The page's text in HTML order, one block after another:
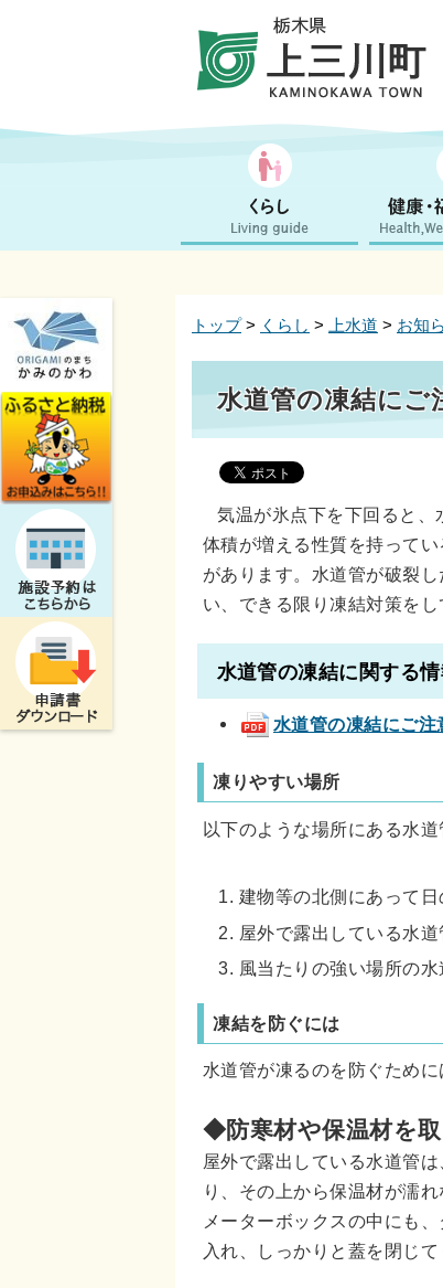
トップ> くらし > 上水道 > お知
水道管の凍結にご
気温が氷点下を下回ると、
体積が増える性質を持って
があります。 水道管が破裂
い、できる限り凍結対策をし
水道管の凍結に関する
水道管の凍結にご注
凍りやすい場所
以下のような場所にある水
建物等の北側にあって
屋外で露出している水
風当たりの強い場所の水
凍結を防ぐには
水道管が凍るのを防ぐため
◆防寒材や保温材を
屋外で露出している水道管
り、その上から保温材が濡
メーターボックスの中にも
入れ、しっかりと蓋を閉じて